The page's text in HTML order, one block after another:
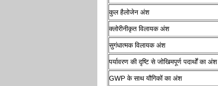
कुल हैलोजेन अंश
क्लोरीनीकृत विलायक अंश
सुगंधात्मक विलायक अंश
पर्यावरण की दृष्टि से जोखिमपूर्ण पदार्थों का अंश
GWP के साथ यौगिकों का अंश